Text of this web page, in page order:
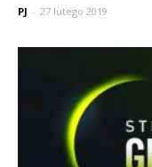
PJ - 27 lutego 2019